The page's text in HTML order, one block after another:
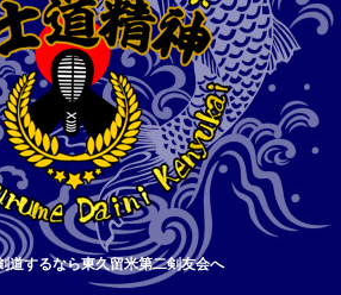
道するなら東久留米第二剣友会へ